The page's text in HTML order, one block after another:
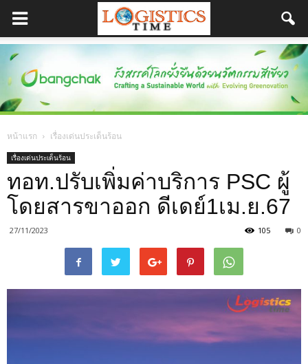
หน้าแรก เรื่องเด่นประเด็นร้อน
เรื่องเด่นประเด็นร้อน
ทอท.ปรับเพิ่มค่าบริการ PSC ผู้
โดยสารขาออก ดีเดย์1เม.ย.67
27/11/2023 0
105